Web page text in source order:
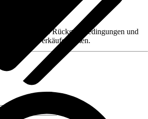
Großhandel
wie z. B. Rückgabebedingungen und
auf den Verkäufernamen.